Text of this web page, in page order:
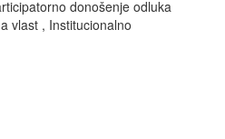
donošenje odluka
vlast , Institucionalno